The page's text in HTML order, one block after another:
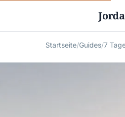
Startseite/Guides/7